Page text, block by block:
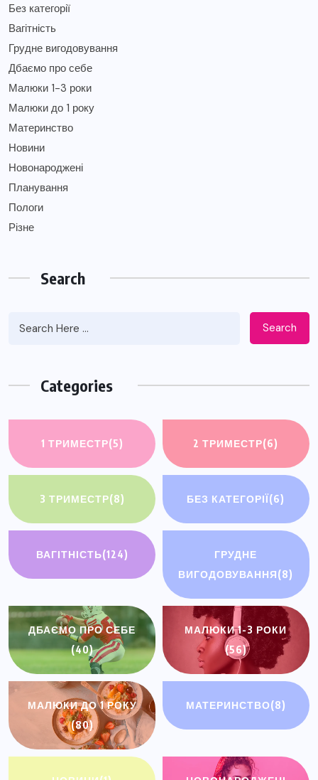
Без категорії
Вагітність
Грудне вигодовування
Дбаємо про себе
Малюки 1-3 роки
Малюки до 1 року
Материнство
Новини
Новонароджені
Планування
Пологи
Різне
Search
Search
Categories
1 ТРИМЕСТР(5) 2 ТРИМЕСТР(6)
3 ТРИМЕСТР(8) БЕЗ КАТЕГОРІЇ(6)
ВАГІТНІСТЬ(124)
ГРУДНЕ
ВИГОДОВУВАННЯ(8)
ДБАЄМО ПРО СЕБЕ
(40)
МАЛЮКИ 1-3 РОКИ
(56)
МАЛЮКИ ДО 1 РОКУ
(80)
МАТЕРИНСТВО(8)